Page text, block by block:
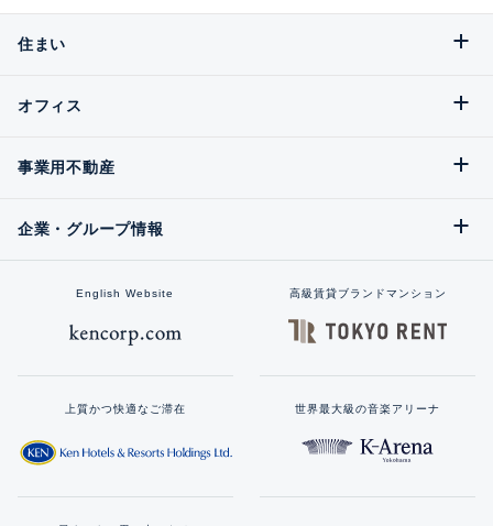
住まい
オフィス
事業用不動産
企業・グループ情報
English Website 高級賃貸ブランドマンション
上質かつ快適なご滞在 世界最大級の音楽アリーナ